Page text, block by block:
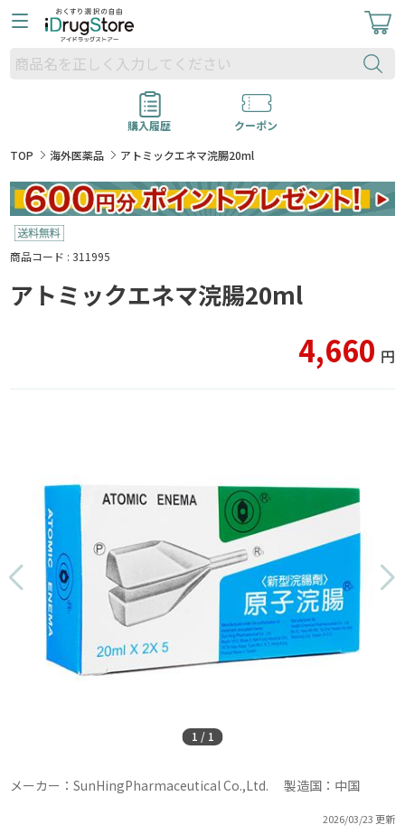
購入履歴
クーポン
TOP
海外医薬品 アトミックエネマ浣腸20ml
商品コード : 311995
アトミックエネマ浣腸20ml
4,660 円
1 / 1
メーカー：SunHingPharmaceutical Co.,Ltd. 製造国：中国
2026/03/23 更新